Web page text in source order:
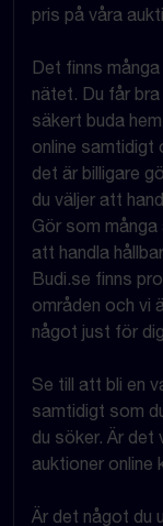
pris på våra
Det finns
nätet. Du får
säkert buda
online samtidigt
det är billigare
du väljer att
Gör som
att handla
Budi.se finns
områden och vi
något just för
Se till att bli en
samtidigt som
du söker. Är det
auktioner online
Är det något du